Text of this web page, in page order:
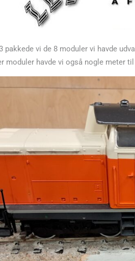
pakkede vi de 8 moduler vi havde
moduler havde vi også nogle meter